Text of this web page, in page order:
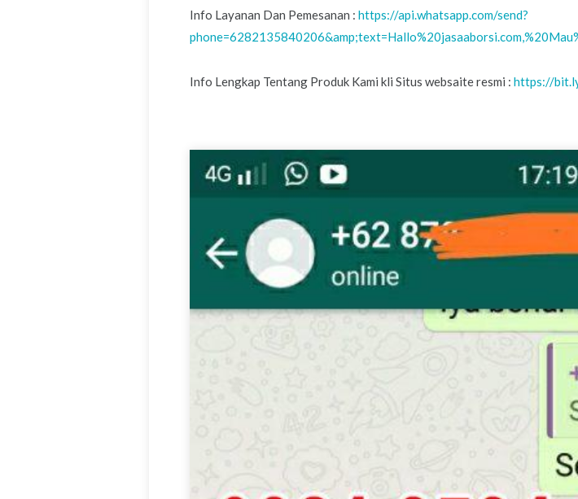
Info Layanan Dan Pemesanan : https://api.whatsapp.com/send?
Info Lengkap Tentang Produk Kami kli Situs websaite resmi : https://